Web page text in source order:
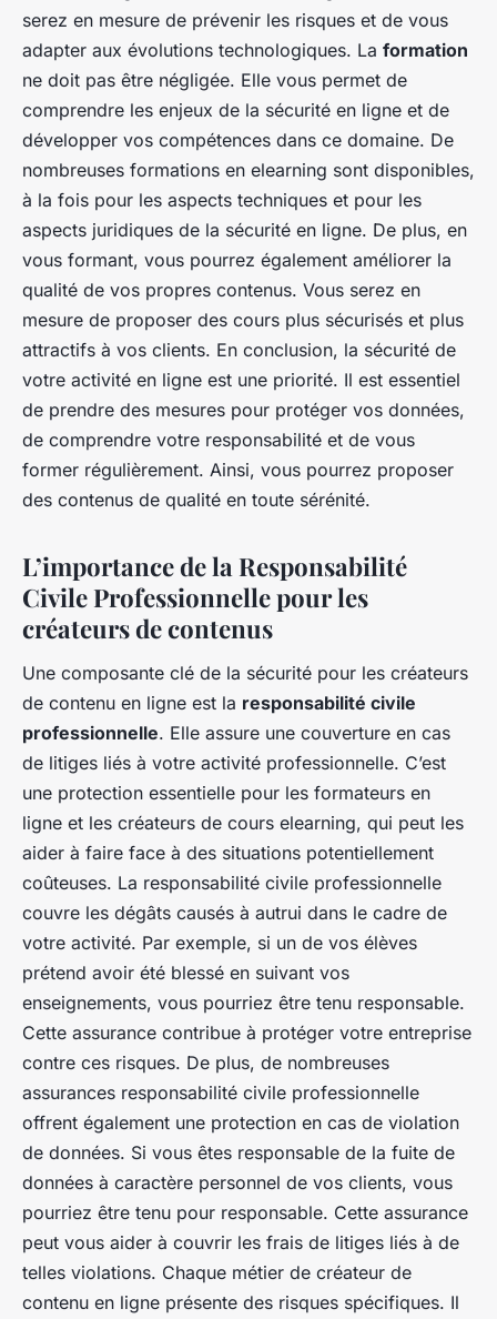
serez en mesure de prévenir les risques et de vous
adapter aux évolutions technologiques. La formation
ne doit pas être négligée. Elle vous permet de
comprendre les enjeux de la sécurité en ligne et de
développer vos compétences dans ce domaine. De
nombreuses formations en elearning sont disponibles,
à la fois pour les aspects techniques et pour les
aspects juridiques de la sécurité en ligne. De plus, en
vous formant, vous pourrez également améliorer la
qualité de vos propres contenus. Vous serez en
mesure de proposer des cours plus sécurisés et plus
attractifs à vos clients. En conclusion, la sécurité de
votre activité en ligne est une priorité. Il est essentiel
de prendre des mesures pour protéger vos données,
de comprendre votre responsabilité et de vous
former régulièrement. Ainsi, vous pourrez proposer
des contenus de qualité en toute sérénité.
L’importance de la Responsabilité
Civile Professionnelle pour les
créateurs de contenus
Une composante clé de la sécurité pour les créateurs
de contenu en ligne est la responsabilité civile
professionnelle. Elle assure une couverture en cas
de litiges liés à votre activité professionnelle. C’est
une protection essentielle pour les formateurs en
ligne et les créateurs de cours elearning, qui peut les
aider à faire face à des situations potentiellement
coûteuses. La responsabilité civile professionnelle
couvre les dégâts causés à autrui dans le cadre de
votre activité. Par exemple, si un de vos élèves
prétend avoir été blessé en suivant vos
enseignements, vous pourriez être tenu responsable.
Cette assurance contribue à protéger votre entreprise
contre ces risques. De plus, de nombreuses
assurances responsabilité civile professionnelle
offrent également une protection en cas de violation
de données. Si vous êtes responsable de la fuite de
données à caractère personnel de vos clients, vous
pourriez être tenu pour responsable. Cette assurance
peut vous aider à couvrir les frais de litiges liés à de
telles violations. Chaque métier de créateur de
contenu en ligne présente des risques spécifiques. Il